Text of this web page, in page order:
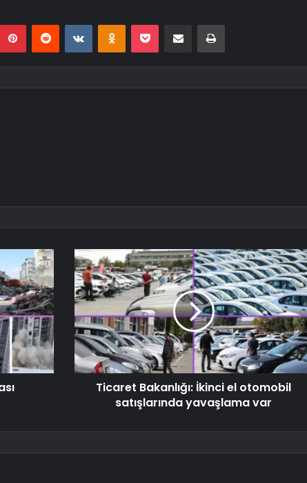
PinterestReddit VKontakteOdnoklassniki
Pocket E-Posta ile paylaş Yazdır
Ticaret Bakanlığı: İkinci el otomobil
satışlarında yavaşlama var